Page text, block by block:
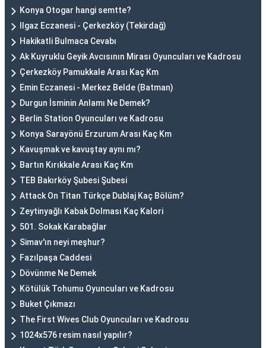
Konya Otogar hangi semtte?
Ilgaz Eczanesi - Çerkezköy (Tekirdağ)
Hakikatli Bulmaca Cevabı
Ak Kuyruklu Geyik Avcısının Mirası Oyuncuları ve Kadrosu
Çerkezköy Pamukkale Arası Kaç Km
Emin Eczanesi - Merkez Belde (Batman)
Durgun İsminin Anlamı Ne Demek?
Berlin Station Oyuncuları ve Kadrosu
Konya Sarayönü Erzurum Arası Kaç Km
Kavuşmak ve kavuştay aynı mı?
Bartın Kırıkkale Arası Kaç Km
TEB Bakırköy Şubesi Şubesi
Attack On Titan Türkçe Dublaj Kaç Bölüm?
Zeytinyağlı Kabak Dolması Kaç Kalori
501. Sokak Karabağlar
Simav'ın neyi meşhur?
Fazılpaşa Caddesi
Dövünme Ne Demek
Kötülük Tohumu Oyuncuları ve Kadrosu
Buket Çıkmazı
The First Wives Club Oyuncuları ve Kadrosu
1024x576 resim nasıl yapılır?